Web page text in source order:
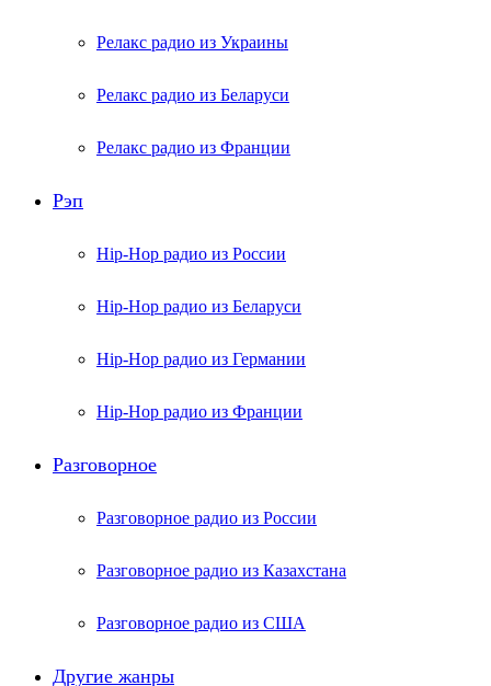
Релакс радио из Украины
Релакс радио из Беларуси
Релакс радио из Франции
Рэп
Hip-Hop радио из России
Hip-Hop радио из Беларуси
Hip-Hop радио из Германии
Hip-Hop радио из Франции
Разговорное
Разговорное радио из России
Разговорное радио из Казахстана
Разговорное радио из США
Другие жанры